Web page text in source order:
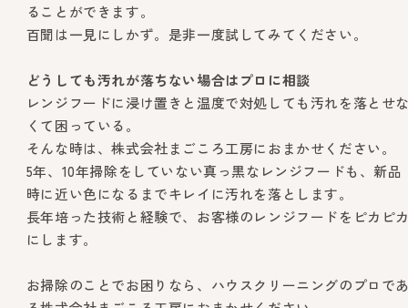
ることができます。
百聞は一見にしかず。是非一度試してみてください。
どうしても汚れが落ちない場合はプロに相談
レンジフードに浸け置きと温度で対処しても汚れを落とせ
くて困っている。
そんな時は、株式会社まごころ工房におまかせください。
5年、10年掃除をしていない真っ黒なレンジフードも、新品
時に近い色になるまでキレイに汚れを落とします。
長年培った技術と経験で、お客様のレンジフードをピカピ
にします。
お掃除のことでお困りなら、ハウスクリーニングのプロで